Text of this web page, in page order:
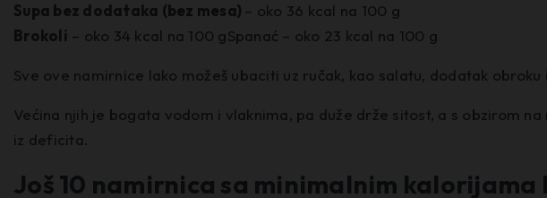
Supa bez dodataka (bez mesa) – oko 36 kcal na 100 g
Brokoli – oko 34 kcal na 100 gSpanać – oko 23 kcal na 100 g
Sve ove namirnice lako možeš ubaciti uz ručak, kao salatu, dodatak
Većina njih je bogata vodom i vlaknima, pa duže drže sitost, a s obzirom
iz deficita.
Još 10 namirnica sa minimalnim kalorijama